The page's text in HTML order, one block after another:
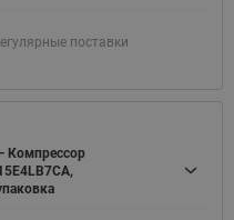
поставки
Компрессор